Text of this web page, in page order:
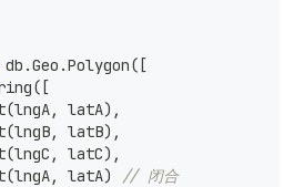
db .Geo .Polygon( [
( [
(lngA, latA) ,
(lngB, latB) ,
(lngC , latC) ,
(lngA, latA) // 闭合